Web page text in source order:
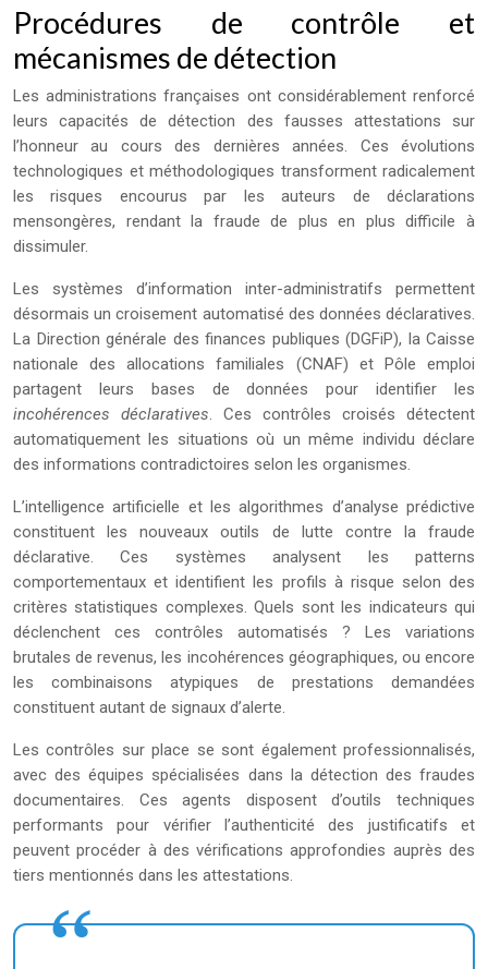
Procédures de contrôle et
mécanismes de détection
Les administrations françaises ont considérablement renforcé
leurs capacités de détection des fausses attestations sur
l’honneur au cours des dernières années. Ces évolutions
technologiques et méthodologiques transforment radicalement
les risques encourus par les auteurs de déclarations
mensongères, rendant la fraude de plus en plus difficile à
dissimuler.
Les systèmes d’information inter-administratifs permettent
désormais un croisement automatisé des données déclaratives.
La Direction générale des finances publiques (DGFiP), la Caisse
nationale des allocations familiales (CNAF) et Pôle emploi
partagent leurs bases de données pour identifier les
incohérences déclaratives. Ces contrôles croisés détectent
automatiquement les situations où un même individu déclare
des informations contradictoires selon les organismes.
L’intelligence artificielle et les algorithmes d’analyse prédictive
constituent les nouveaux outils de lutte contre la fraude
déclarative. Ces systèmes analysent les patterns
comportementaux et identifient les profils à risque selon des
critères statistiques complexes. Quels sont les indicateurs qui
déclenchent ces contrôles automatisés ? Les variations
brutales de revenus, les incohérences géographiques, ou encore
les combinaisons atypiques de prestations demandées
constituent autant de signaux d’alerte.
Les contrôles sur place se sont également professionnalisés,
avec des équipes spécialisées dans la détection des fraudes
documentaires. Ces agents disposent d’outils techniques
performants pour vérifier l’authenticité des justificatifs et
peuvent procéder à des vérifications approfondies auprès des
tiers mentionnés dans les attestations.